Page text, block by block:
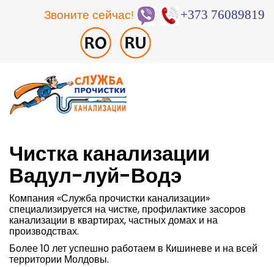
Звоните сейчас! +373 76089819
Чистка канализации
Вадул-луй-Водэ
Компания «Служба прочистки канализации»
специализируется на чистке, профилактике засоров
канализации в квартирах, частных домах и на
производствах.
Более 10 лет успешно работаем в Кишиневе и на всей
территории Молдовы.